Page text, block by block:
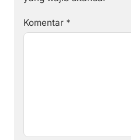
Komentar *